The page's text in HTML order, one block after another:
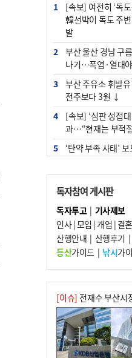
1
[속보] 여전히 ‘독
韓선박이 독도 주
발
2
부산 울산 경남 구
나기…폭염·열대
3
부산 주유소 휘발
전주보다 3원 ↓
4
[속보] ‘심판 성접
과…“현재는 부적
5
‘탄약 부족 사태’
전닉스 ETF 이후 발
7
[속보]‘尹 탄핵 반대
백악관서 트럼프
8
서울 중랑구서 흉
사망
10 입추 지났지만 푹
년 만에 3배
독자참여 게시판
독자투고| 기사제보
인사|모임 | 개업 | 결혼
산행안내 | 산행후기 |
등산가이드| 낚시가
[이슈] 전재수 부산시